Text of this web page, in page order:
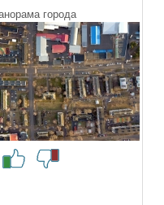
города